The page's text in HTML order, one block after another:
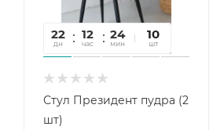
22
дн
12
час
24
мин
22
сек
10
шт
Стул Президент пудра (2
шт)